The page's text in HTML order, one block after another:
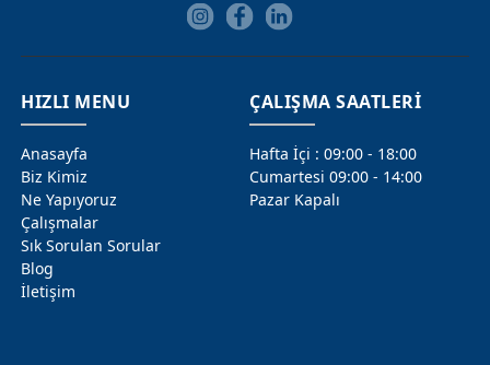
HIZLI MENU
Anasayfa
Biz Kimiz
Ne Yapıyoruz
Çalışmalar
Sık Sorulan Sorular
Blog
İletişim
ÇALIŞMA SAATLERİ
Hafta İçi : 09:00 - 18:00
Cumartesi 09:00 - 14:00
Pazar Kapalı